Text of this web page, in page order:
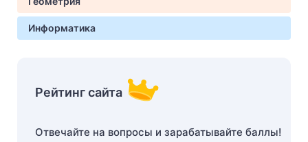
Информатика
Рейтинг сайта
Отвечайте на вопросы и зарабатывайте баллы!